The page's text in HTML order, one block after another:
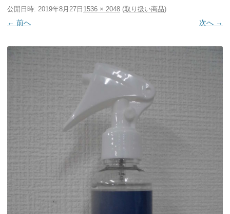
公開日時: 2019年8月27日 1536 × 2048 (取り扱い商品)
← 前へ 次へ →